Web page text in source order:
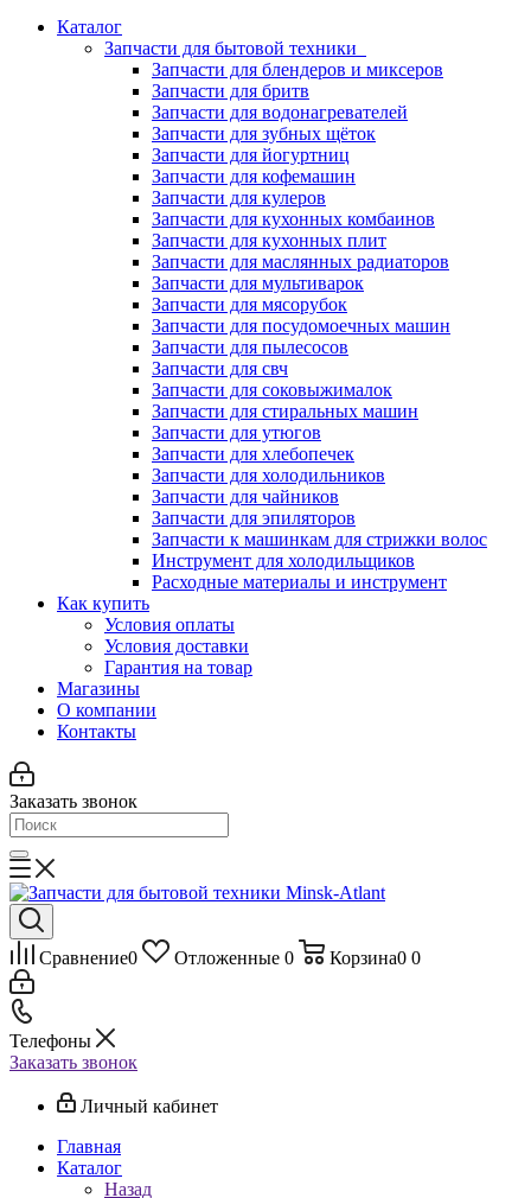
Каталог
Запчасти для бытовой техники
Запчасти для блендеров и миксеров
Запчасти для бритв
Запчасти для водонагревателей
Запчасти для зубных щёток
Запчасти для йогуртниц
Запчасти для кофемашин
Запчасти для кулеров
Запчасти для кухонных комбаинов
Запчасти для кухонных плит
Запчасти для маслянных радиаторов
Запчасти для мультиварок
Запчасти для мясорубок
Запчасти для посудомоечных машин
Запчасти для пылесосов
Запчасти для свч
Запчасти для соковыжималок
Запчасти для стиральных машин
Запчасти для утюгов
Запчасти для хлебопечек
Запчасти для холодильников
Запчасти для чайников
Запчасти для эпиляторов
Запчасти к машинкам для стрижки волос
Инструмент для холодильщиков
Расходные материалы и инструмент
Как купить
Условия оплаты
Условия доставки
Гарантия на товар
Магазины
О компании
Контакты
Заказать звонок
Сравнение0 Отложенные 0 Корзина0 0
Телефоны
Заказать звонок
Личный кабинет
Главная
Каталог
Назад